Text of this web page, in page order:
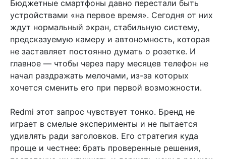
Бюджетные смартфоны давно перестали быть
устройствами «на первое время». Сегодня от них
ждут нормальный экран, стабильную систему,
предсказуемую камеру и автономность, которая
не заставляет постоянно думать о розетке. И
главное — чтобы через пару месяцев телефон не
начал раздражать мелочами, из-за которых
хочется сменить его при первой возможности.
Redmi этот запрос чувствует тонко. Бренд не
играет в смелые эксперименты и не пытается
удивлять ради заголовков. Его стратегия куда
проще и честнее: брать проверенные решения,